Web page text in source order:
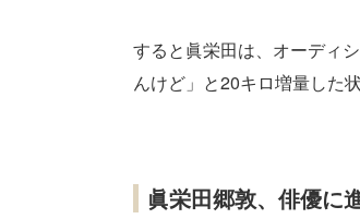
すると眞栄田は、オーディ
んけど」と20キロ増量した
眞栄田郷敦、俳優に